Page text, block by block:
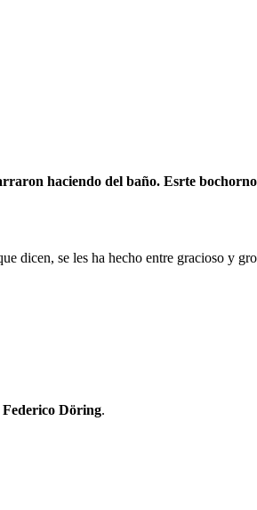
haciendo del baño. Esrte
dicen, se les ha hecho entre gracioso y
Federico Döring.